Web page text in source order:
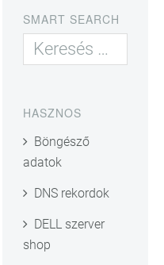
SMART SEARCH
HASZNOS
Böngésző
adatok
DNS rekordok
DELL szerver
shop